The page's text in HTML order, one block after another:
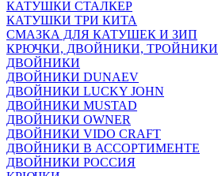
КАТУШКИ СТАЛКЕР
КАТУШКИ ТРИ КИТА
СМАЗКА ДЛЯ КАТУШЕК И ЗИП
КРЮЧКИ, ДВОЙНИКИ, ТРОЙНИКИ
ДВОЙНИКИ
ДВОЙНИКИ DUNAEV
ДВОЙНИКИ LUCKY JOHN
ДВОЙНИКИ MUSTAD
ДВОЙНИКИ OWNER
ДВОЙНИКИ VIDO CRAFT
ДВОЙНИКИ В АССОРТИМЕНТЕ
ДВОЙНИКИ РОССИЯ